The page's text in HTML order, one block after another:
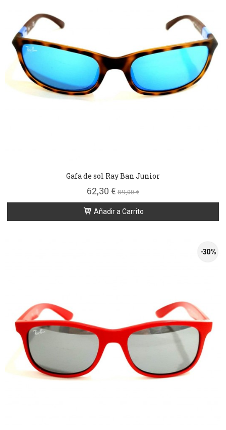
Gafa de sol Ray Ban Junior
62,30 € 89,00 €
Añadir a Carrito
-30 %